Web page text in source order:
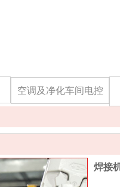
空调及净化车间电控
焊接